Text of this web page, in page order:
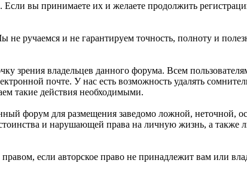
вы принимаете их и желаете продолжить
ручаемся и не гарантируем точность, полноту и
зрения владельцев данного форума. Всем
почте. У нас есть возможность удалять
такие действия необходимыми.
форум для размещения заведомо ложной, неточной,
и нарушающей права на личную жизнь, а
если авторское право не принадлежит вам или